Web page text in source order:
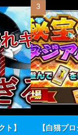
ト】
【白猫プ